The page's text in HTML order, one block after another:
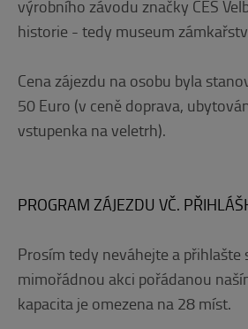
výrobního závodu značky CES
historie - tedy museum
Cena zájezdu na osobu byla
50 Euro (v ceně doprava,
vstupenka na veletrh).
PROGRAM ZÁJEZDU VČ.
Prosím tedy neváhejte a přihlašte
mimořádnou akci pořádanou
kapacita je omezena na 28 míst.